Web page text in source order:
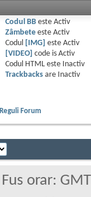
Codul BBeste Activ
Zâmbeteeste Activ
Codul
[IMG] este Activ
[VIDEO]
code is Activ
Codul HTML este
Inactiv
Trackbacksare
Inactiv
Reguli Forum
Fus orar: